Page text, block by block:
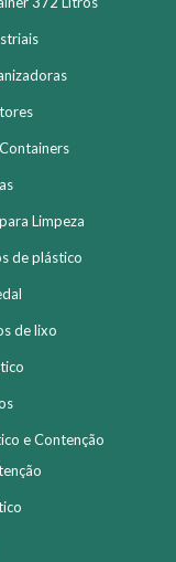
Limpeza
de plástico
de lixo
e Contenção